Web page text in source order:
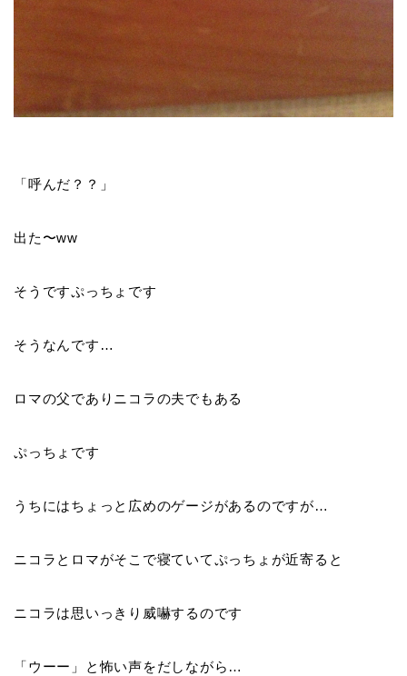
「呼んだ？？」
出た〜ww
そうですぷっちょです
そうなんです…
ロマの父でありニコラの夫でもある
ぷっちょです
うちにはちょっと広めのゲージがあるのですが…
ニコラとロマがそこで寝ていてぷっちょが近寄ると
ニコラは思いっきり威嚇するのです
「ウーー」と怖い声をだしながら…